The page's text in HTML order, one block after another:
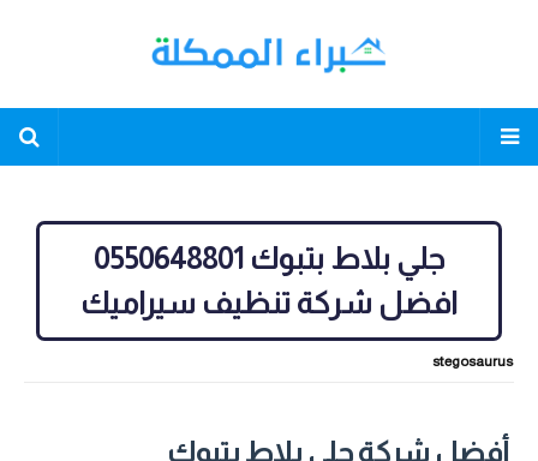
جلي بلاط بتبوك 0550648801
افضل شركة تنظيف سيراميك
stegosaurus
أفضل شركة جلي بلاط بتبوك